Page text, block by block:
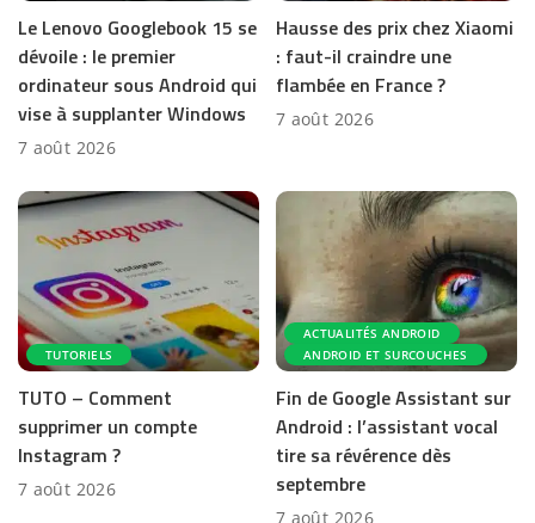
Le Lenovo Googlebook 15 se
dévoile : le premier
ordinateur sous Android qui
vise à supplanter Windows
7 août 2026
Hausse des prix chez Xiaomi
: faut-il craindre une
flambée en France ?
7 août 2026
TUTORIELS
TUTO – Comment
supprimer un compte
Instagram ?
7 août 2026
ACTUALITÉS ANDROID
ANDROID ET SURCOUCHES
Fin de Google Assistant sur
Android : l’assistant vocal
tire sa révérence dès
septembre
7 août 2026